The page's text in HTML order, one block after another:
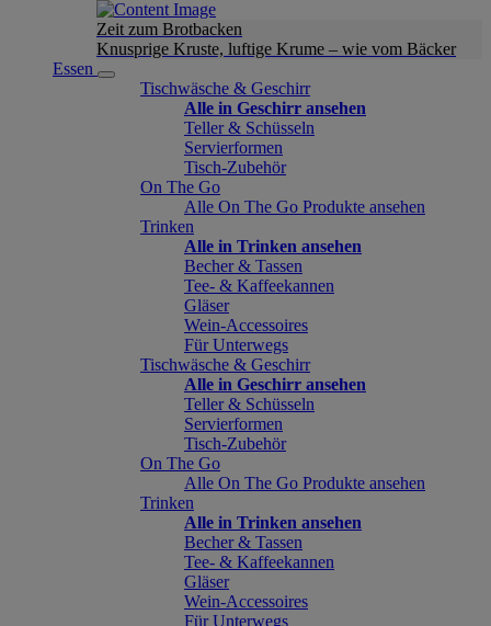
Zeit zum Brotbacken
Knusprige Kruste, luftige Krume – wie vom Bäcker
Essen
Tischwäsche & Geschirr
Alle in Geschirr ansehen
Teller & Schüsseln
Servierformen
Tisch-Zubehör
On The Go
Alle On The Go Produkte ansehen
Trinken
Alle in Trinken ansehen
Becher & Tassen
Tee- & Kaffeekannen
Gläser
Wein-Accessoires
Für Unterwegs
Tischwäsche & Geschirr
Alle in Geschirr ansehen
Teller & Schüsseln
Servierformen
Tisch-Zubehör
On The Go
Alle On The Go Produkte ansehen
Trinken
Alle in Trinken ansehen
Becher & Tassen
Tee- & Kaffeekannen
Gläser
Wein-Accessoires
Für Unterwegs